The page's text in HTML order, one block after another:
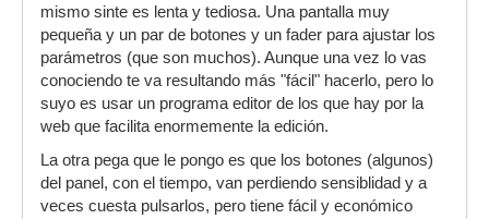
mismo sinte es lenta y tediosa. Una pantalla muy
pequeña y un par de botones y un fader para ajustar los
parámetros (que son muchos). Aunque una vez lo vas
conociendo te va resultando más "fácil" hacerlo, pero lo
suyo es usar un programa editor de los que hay por la
web que facilita enormemente la edición.
La otra pega que le pongo es que los botones (algunos)
del panel, con el tiempo, van perdiendo sensiblidad y a
veces cuesta pulsarlos, pero tiene fácil y económico